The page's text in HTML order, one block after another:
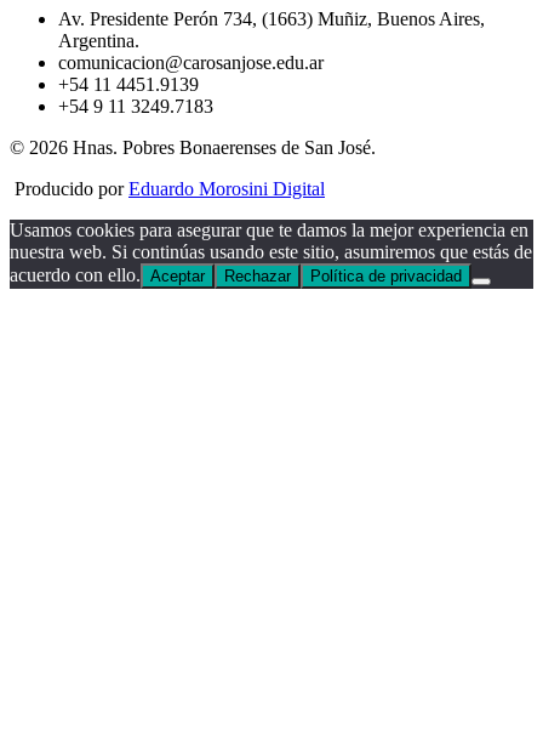
Av. Presidente Perón 734, (1663) Muñiz, Buenos Aires,
Argentina.
comunicacion@carosanjose.edu.ar
+54 11 4451.9139
+54 9 11 3249.7183
© 2026 Hnas. Pobres Bonaerenses de San José.
Producido porEduardo Morosini Digital
Usamos cookies para asegurar que te damos la mejor experiencia en
nuestra web. Si continúas usando este sitio, asumiremos que estás de
acuerdo con ello. Aceptar Rechazar Política de privacidad